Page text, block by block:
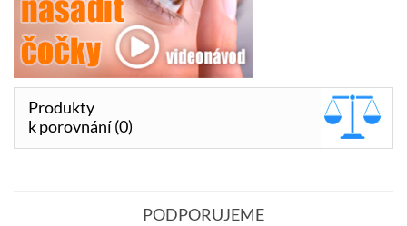
Produkty
k porovnání (0)
PODPORUJEME